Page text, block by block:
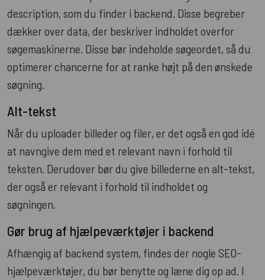
description, som du finder i backend. Disse begreber
dækker over data, der beskriver indholdet overfor
søgemaskinerne. Disse bør indeholde søgeordet, så du
optimerer chancerne for at ranke højt på den ønskede
søgning.
Alt-tekst
Når du uploader billeder og filer, er det også en god idé
at navngive dem med et relevant navn i forhold til
teksten. Derudover bør du give billederne en alt-tekst,
der også er relevant i forhold til indholdet og
søgningen.
Gør brug af hjælpeværktøjer i backend
Afhængig af backend system, findes der nogle SEO-
hjælpeværktøjer, du bør benytte og læne dig op ad. I